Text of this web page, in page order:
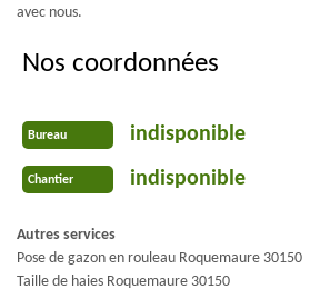
avec nous.
Nos coordonnées
Bureau indisponible
Chantier indisponible
Autres services
Pose de gazon en rouleau Roquemaure 30150
Taille de haies Roquemaure 30150